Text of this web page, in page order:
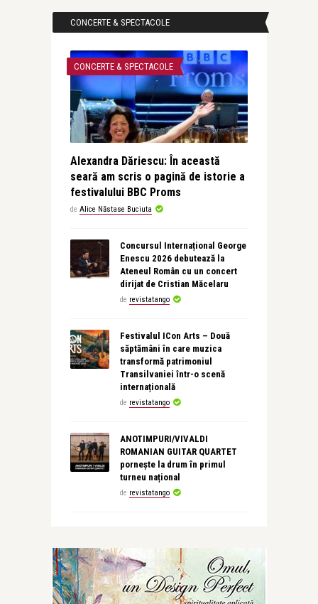
CONCERTE & SPECTACOLE
CONCERTE & SPECTACOLE
Alexandra Dăriescu: În această
seară am scris o pagină de istorie a
festivalului BBC Proms
de Alice Năstase Buciuta
Concursul Internațional George
Enescu 2026 debutează la
Ateneul Român cu un concert
dirijat de Cristian Măcelaru
de revistatango
Festivalul ICon Arts – Două
săptămâni în care muzica
transformă patrimoniul
Transilvaniei într-o scenă
internațională
de revistatango
ANOTIMPURI/VIVALDI
ROMANIAN GUITAR QUARTET
pornește la drum în primul
turneu național
de revistatango